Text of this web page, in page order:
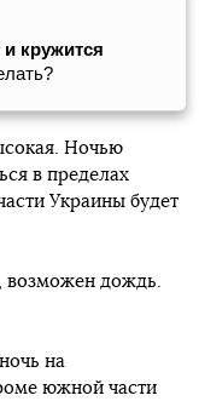
кружится
Ночью
в пределах
Украины будет
возможен дождь.
на
южной части